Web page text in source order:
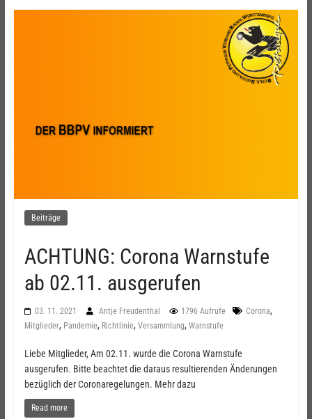
Beiträge
ACHTUNG: Corona Warnstufe
ab 02.11. ausgerufen
03. 11. 2021 Antje Freudenthal 1796 Aufrufe Corona,
Mitglieder, Pandemie, Richtlinie, Versammlung, Warnstufe
Liebe Mitglieder, Am 02.11. wurde die Corona Warnstufe
ausgerufen. Bitte beachtet die daraus resultierenden Änderungen
bezüglich der Coronaregelungen. Mehr dazu
Read more